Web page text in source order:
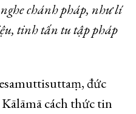
chánh pháp, như lí
tinh tấn tu tập pháp
đức
cách thức tin